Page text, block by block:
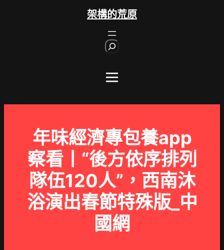
架構的荒原
年味經濟專包養app
察看丨“後方依序排列
隊伍120人”，西南沐
浴演出春節特殊版_中
國網